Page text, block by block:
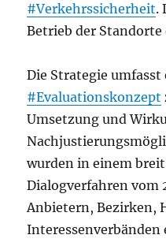
#Verkehrssicherheit.
Betrieb der Standorte
Die Strategie
#Evaluationskonzept
Umsetzung und
wurden in einem
Dialogverfahren vom
Anbietern, Bezirken,
Interessenverbänden